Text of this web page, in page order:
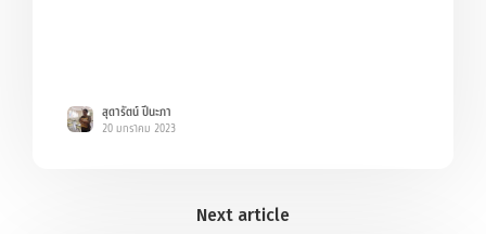
สุดารัตน์ ปีนะภา
20 มกราคม 2023